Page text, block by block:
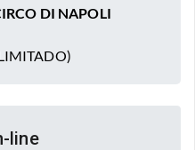
DI NAPOLI
line